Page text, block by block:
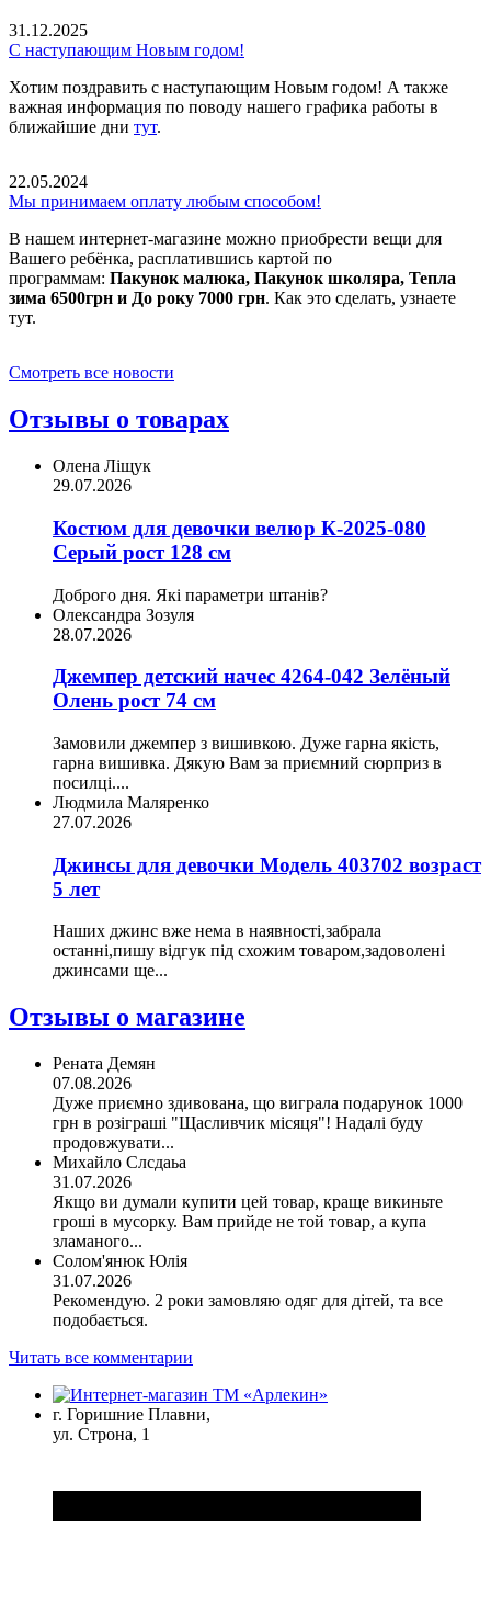
31.12.2025
С наступающим Новым годом!
Хотим поздравить с наступающим Новым годом! А также
важная информация по поводу нашего графика работы в
ближайшие дни тут.
22.05.2024
Мы принимаем оплату любым способом!
В нашем интернет-магазине можно приобрести вещи для
Вашего ребёнка, расплатившись картой по
программам: Пакунок малюка, Пакунок школяра, Тепла
зима 6500грн и До року 7000 грн. Как это сделать, узнаете
тут.
Смотреть все новости
Отзывы о товарах
Олена Ліщук
29.07.2026
Костюм для девочки велюр К-2025-080
Серый рост 128 см
Доброго дня. Які параметри штанів?
Олександра Зозуля
28.07.2026
Джемпер детский начес 4264-042 Зелёный
Олень рост 74 см
Замовили джемпер з вишивкою. Дуже гарна якість,
гарна вишивка. Дякую Вам за приємний сюрприз в
посилці....
Людмила Маляренко
27.07.2026
Джинсы для девочки Модель 403702 возраст
5 лет
Наших джинс вже нема в наявності,забрала
останні,пишу відгук під схожим товаром,задоволені
джинсами ще...
Отзывы о магазине
Рената Демян
07.08.2026
Дуже приємно здивована, що виграла подарунок 1000
грн в розіграші "Щасливчик місяця"! Надалі буду
продовжувати...
Михайло Слсдаьа
31.07.2026
Якщо ви думали купити цей товар, краще викиньте
гроші в мусорку. Вам прийде не той товар, а купа
зламаного...
Солом'янюк Юлія
31.07.2026
Рекомендую. 2 роки замовляю одяг для дітей, та все
подобається.
Читать все комментарии
г. Горишние Плавни,
ул. Строна, 1